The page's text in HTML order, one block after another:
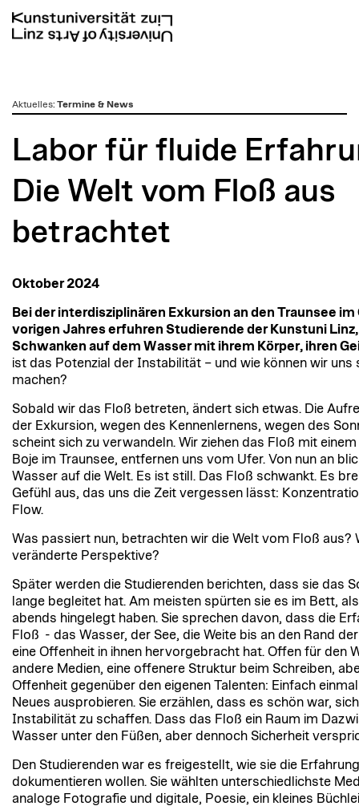
zumAktuelles: Termine & News
Labor für fluide
Die Welt vom Floß aus
betrachtet
Oktober 2024
Bei der interdisziplinären Exkursion an den Traunsee
vorigen Jahres erfuhren Studierende der Kunstuni
Schwanken auf dem Wasser mit ihrem Körper, ihren
ist das Potenzial der Instabilität – und wie können wir uns
machen?
Sobald wir das Floß betreten, ändert sich etwas. Die
der Exkursion, wegen des Kennenlernens, wegen des
scheint sich zu verwandeln. Wir ziehen das Floß mit einem
Boje im Traunsee, entfernen uns vom Ufer. Von nun an
Wasser auf die Welt. Es ist still. Das Floß schwankt. Es
Gefühl aus, das uns die Zeit vergessen lässt:
Flow.
Was passiert nun, betrachten wir die Welt vom Floß aus?
veränderte Perspektive?
Später werden die Studierenden berichten, dass sie das
lange begleitet hat. Am meisten spürten sie es im Bett,
abends hingelegt haben. Sie sprechen davon, dass die
Floß - das Wasser, der See, die Weite bis an den Rand
eine Offenheit in ihnen hervorgebracht hat. Offen für den
andere Medien, eine offenere Struktur beim Schreiben,
Offenheit gegenüber den eigenen Talenten: Einfach
Neues ausprobieren. Sie erzählen, dass es schön war,
Instabilität zu schaffen. Dass das Floß ein Raum im
Wasser unter den Füßen, aber dennoch Sicherheit
Den Studierenden war es freigestellt, wie sie die Erfahrung
dokumentieren wollen. Sie wählten unterschiedlichste
analoge Fotografie und digitale, Poesie, ein kleines